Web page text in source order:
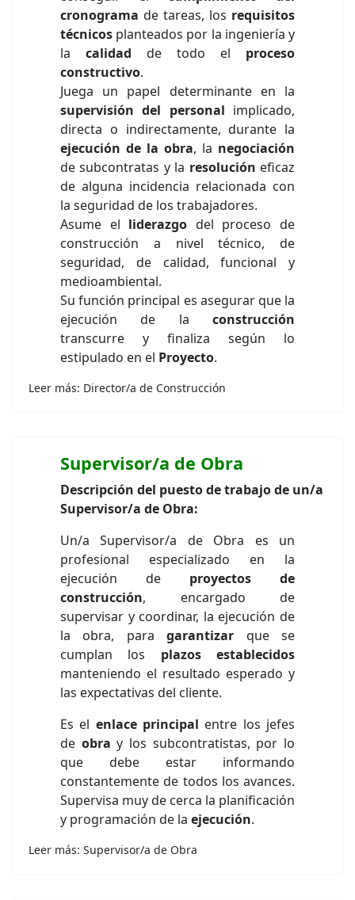
cronograma de tareas, los requisitos
técnicos planteados por la ingeniería y
la calidad de todo el proceso
constructivo.
Juega un papel determinante en la
supervisión del personal implicado,
directa o indirectamente, durante la
ejecución de la obra, la negociación
de subcontratas y la resolución eficaz
de alguna incidencia relacionada con
la seguridad de los trabajadores.
Asume el liderazgo del proceso de
construcción a nivel técnico, de
seguridad, de calidad, funcional y
medioambiental.
Su función principal es asegurar que la
ejecución de la construcción
transcurre y finaliza según lo
estipulado en el Proyecto.
Leer más: Director/a de Construcción
Supervisor/a de Obra
Descripción del puesto de trabajo de un/a
Supervisor/a de Obra:
Un/a Supervisor/a de Obra es un
profesional especializado en la
ejecución de proyectos de
construcción, encargado de
supervisar y coordinar, la ejecución de
la obra, paragarantizar que se
cumplan los plazos establecidos
manteniendo el resultado esperado y
las expectativas del cliente.
Es el enlace principal entre los jefes
de obra y los subcontratistas, por lo
que debe estar informando
constantemente de todos los avances.
Supervisa muy de cerca la planificación
y programación de la ejecución.
Leer más: Supervisor/a de Obra